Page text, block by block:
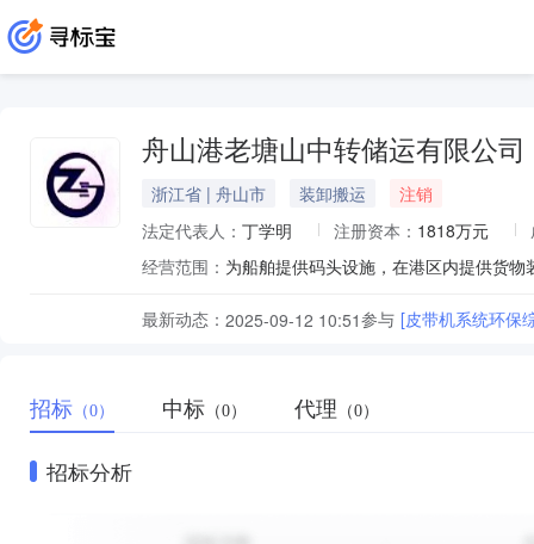
舟山港老塘山中转储运有限公司
浙江省 | 舟山市 装卸搬运
注销
法定代表人： 丁学明 注册资本： 1818万元
经营范围：
最新动态： 2025-09-12 10:51参与 [皮带机系统环保
招标 （0） 中标 （0） 代理 （0）
招标分析